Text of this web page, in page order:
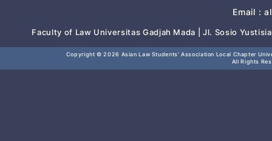
Email :
Faculty of Law Universitas Gadjah Mada | Jl. Sosio
Copyright © 2026 Asian Law Students' Association Local Chapter
All Rights